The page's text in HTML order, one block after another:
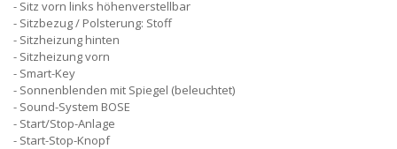
Sitz vorn links höhenverstellbar
Sitzbezug / Polsterung: Stoff
Sitzheizung hinten
Sitzheizung vorn
Smart-Key
Sonnenblenden mit Spiegel (beleuchtet)
Sound-System BOSE
Start/Stop-Anlage
Start-Stop-Knopf